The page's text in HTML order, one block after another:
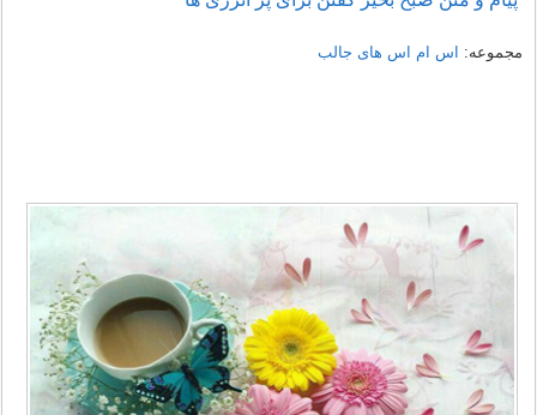
مجموعه: اس ام اس های جالب